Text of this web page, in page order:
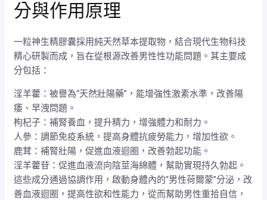
分與作用原理
一粒神生精膠囊採用純天然草本提取物，結合現代生物科技
精心研製而成，旨在從根源改善男性性功能問題。其主要成
分包括：
淫羊藿：被譽為“天然壯陽藥”，能增強性激素水準，改善陽
痿、早洩問題。
枸杞子：補腎養血，提升精力，增強體力和耐力。
人參：調節免疫系統，提高身體抗疲勞能力，增加性欲。
鹿茸：補腎壯陽，促進血液迴圈，改善勃起功能。
淫羊藿苷：促進血液流向陰莖海綿體，幫助實現持久勃起。
這些成分通過協調作用，啟動身體內的“男性荷爾蒙”分泌，改
善血液迴圈，提高性欲和性能力，從而幫助男性重拾自信，